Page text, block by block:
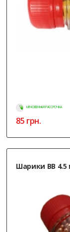
МГНОВЕННАЯ РАССРОЧКА
85 грн.
Шарики ВВ